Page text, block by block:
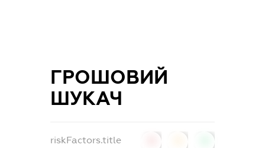
ГРОШОВИЙ
ШУКАЧ
riskFactors.title